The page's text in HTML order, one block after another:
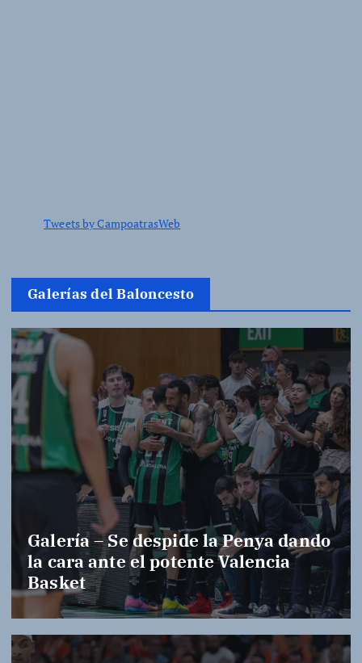
Tweets by CampoatrasWeb
Galerías del Baloncesto
Galería – Se despide la Penya dando
la cara ante el potente Valencia
Basket